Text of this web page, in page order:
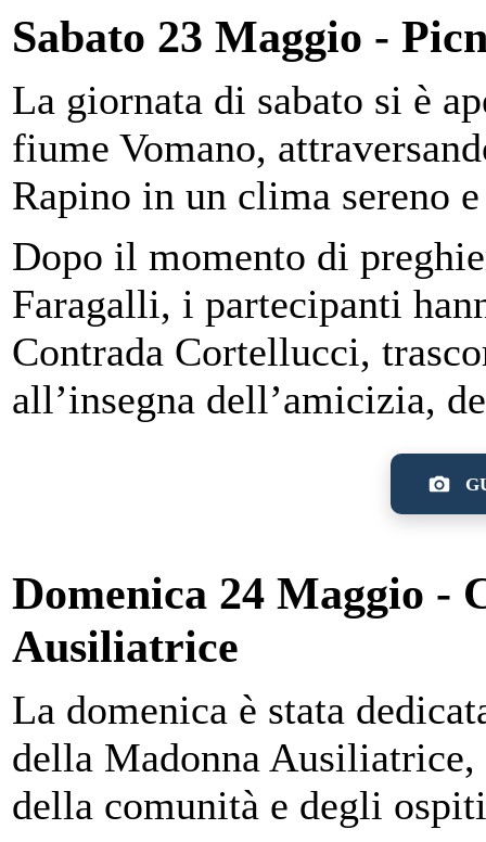
Sabato 23 Maggio -
La giornata di sabato si è
fiume Vomano,
Rapino in un clima sereno
Dopo il momento di
Faragalli, i partecipanti
Contrada Cortellucci,
all’insegna dell’amicizia,
Domenica 24 Maggio -
Ausiliatrice
La domenica è stata
della Madonna Ausiliatrice,
della comunità e degli